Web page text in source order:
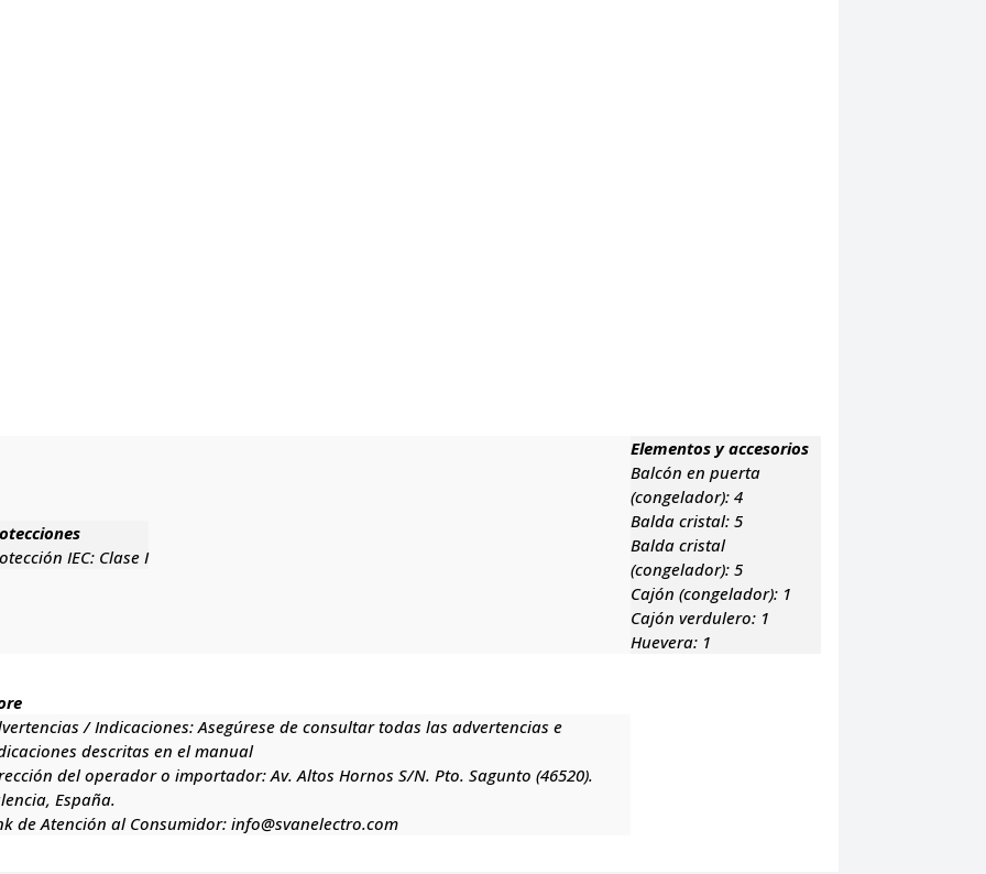
IEC: Clase I
Elementos y accesorios
Balcón en puerta
(congelador):4
Balda cristal:5
Balda cristal
(congelador):5
Cajón (congelador): 1
Cajón verdulero: 1
Huevera: 1
/ Indicaciones:Asegúrese de consultar todas las advertencias e
descritas en el manual
del operador o importador:Av. Altos Hornos S/N. Pto. Sagunto (46520).
España.
de Atención al Consumidor:info@svanelectro.com